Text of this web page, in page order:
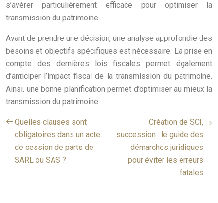
s’avérer particulièrement efficace pour optimiser la
transmission du patrimoine.
Avant de prendre une décision, une analyse approfondie des
besoins et objectifs spécifiques est nécessaire. La prise en
compte des dernières lois fiscales permet également
d’anticiper l’impact fiscal de la transmission du patrimoine.
Ainsi, une bonne planification permet d’optimiser au mieux la
transmission du patrimoine.
Quelles clauses sont
obligatoires dans un acte
de cession de parts de
SARL ou SAS ?
Création de SCI,
succession : le guide des
démarches juridiques
pour éviter les erreurs
fatales